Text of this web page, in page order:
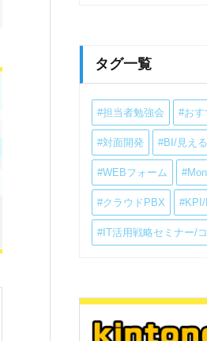
タグ一覧
#担当者勉強会 #おす
#対面開発 #BI/見え
#WEBフォーム
#クラウドPBX #KPI/
#IT活用戦略セミナー/